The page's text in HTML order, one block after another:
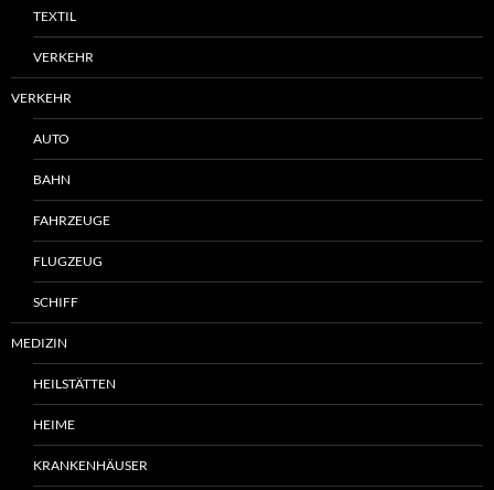
TEXTIL
VERKEHR
VERKEHR
AUTO
BAHN
FAHRZEUGE
FLUGZEUG
SCHIFF
MEDIZIN
HEILSTÄTTEN
HEIME
KRANKENHÄUSER